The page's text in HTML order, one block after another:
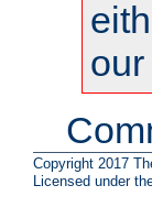
our
Copyright 2017
Licensed under